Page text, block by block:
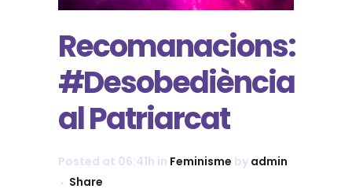
Recomanacions:
#Desobediència
al Patriarcat
Posted at 06:41h in Feminisme by admin
Share